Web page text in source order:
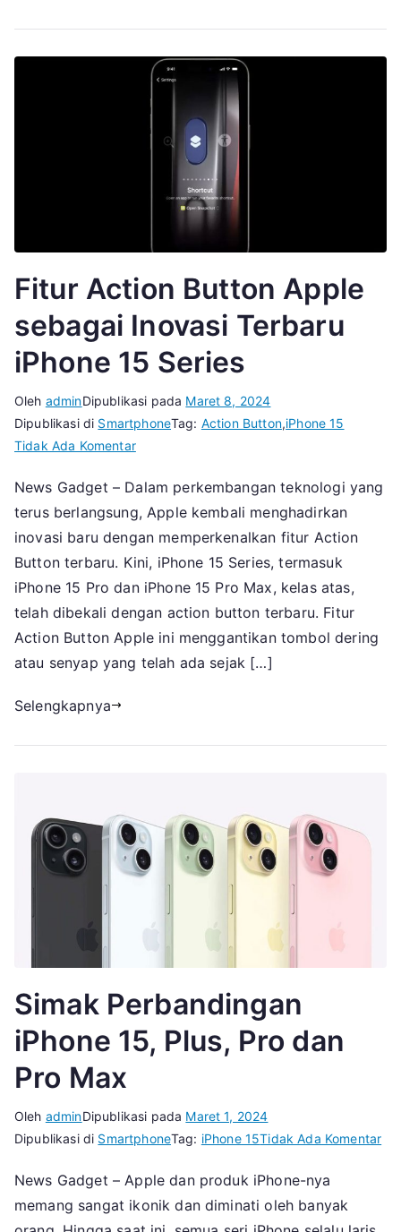
Fitur Action Button Apple
sebagai Inovasi Terbaru
iPhone 15 Series
Oleh adminDipublikasi pada Maret 8, 2024
Dipublikasi di SmartphoneTag: Action Button,iPhone 15
Tidak Ada Komentarpada
Action
Button
Apple
sebagai
Inovasi
iPhone
15
Series
News Gadget – Dalam perkembangan teknologi yang
terus berlangsung, Apple kembali menghadirkan
inovasi baru dengan memperkenalkan fitur Action
Button terbaru. Kini, iPhone 15 Series, termasuk
iPhone 15 Pro dan iPhone 15 Pro Max, kelas atas,
telah dibekali dengan action button terbaru. Fitur
Action Button Apple ini menggantikan tombol dering
atau senyap yang telah ada sejak […]
Selengkapnya
Simak Perbandingan
iPhone 15, Plus, Pro dan
Pro Max
Oleh adminDipublikasi pada Maret 1, 2024
Dipublikasi di SmartphoneTag: iPhone 15Tidak Ada Komentar
News Gadget – Apple dan produk iPhone-nya
memang sangat ikonik dan diminati oleh banyak